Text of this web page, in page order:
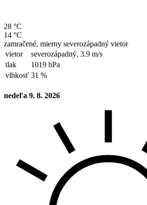
28 °C
14 °C
zamračené, mierny severozápadný vietor
vietor
severozápadný, 3.9 m/s
tlak
1019 hPa
vlhkosť 31 %
nedeľa 9. 8. 2026